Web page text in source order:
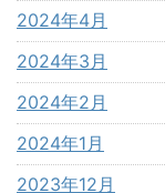
2024年4月
2024年3月
2024年2月
2024年1月
2023年12月